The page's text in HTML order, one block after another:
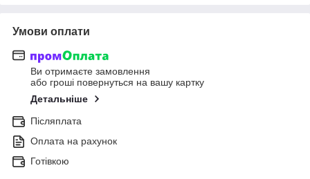
Умови оплати
Ви отримаєте замовлення
або гроші повернуться на вашу картку
Детальніше
Післяплата
Оплата на рахунок
Готівкою